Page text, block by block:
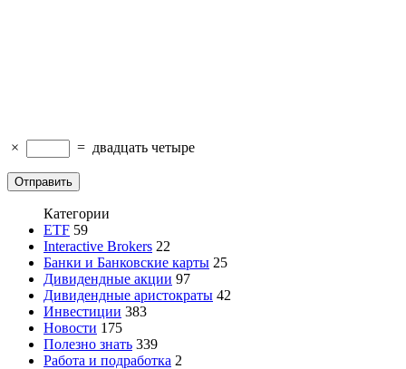
× = двадцать четыре
Категории
ETF 59
Interactive Brokers 22
Банки и Банковские карты 25
Дивидендные акции 97
Дивидендные аристократы 42
Инвестиции 383
Новости 175
Полезно знать 339
Работа и подработка 2